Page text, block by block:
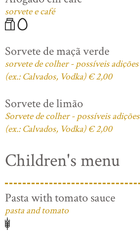
sorvete e café
Sorvete de maçã verde
sorvete de colher - possíveis adições
(ex.: Calvados, Vodka) € 2,00
Sorvete de limão
Sorvete de colher - possíveis adições
(ex.: Calvados, Vodka) € 2,00
Children's menu
Pasta with tomato sauce
pasta and tomato